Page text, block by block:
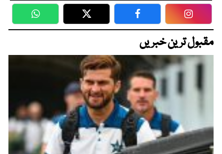
WhatsApp Twitter Facebook
مقبول ترین خبریں